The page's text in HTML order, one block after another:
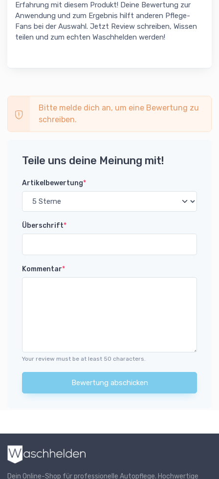
Erfahrung mit diesem Produkt! Deine Bewertung zur
Anwendung und zum Ergebnis hilft anderen Pflege-
Fans bei der Auswahl. Jetzt Review schreiben, Wissen
teilen und zum echten Waschhelden werden!
Bitte melde dich an, um eine Bewertung zu
schreiben.
Teile uns deine Meinung mit!
Artikelbewertung*
Überschrift*
Kommentar*
Your review must be at least 50 characters.
Bewertung abschicken
Dein Online-Shop für professionelle Autopflege. Hochwertige